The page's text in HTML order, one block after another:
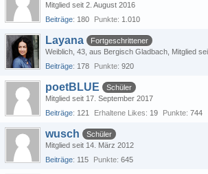
Mitglied seit 2. August 2016
Beiträge 180 Punkte 1.010
Layana
Fortgeschrittener
Weiblich 43 aus Bergisch Gladbach Mitglied
Beiträge 178 Punkte 920
poetBLUE
Schüler
Mitglied seit 17. September 2017
Beiträge 121 Erhaltene Likes 19 Punkte 744
wusch
Schüler
Mitglied seit 14. März 2012
Beiträge 115 Punkte 645